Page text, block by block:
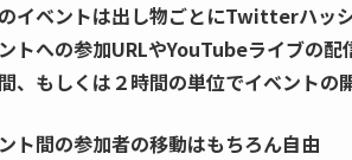
イベントは出し物ごとにTwitterハッ
トへの参加URLやYouTubeライブの
、もしくは２時間の単位でイベント
ト間の参加者の移動はもちろん自由